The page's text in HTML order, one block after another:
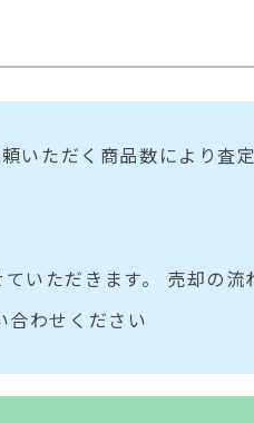
いただく商品数により査
いただきます。 売却の流
合わせください